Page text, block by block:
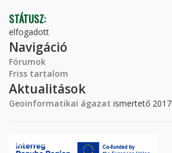
STÁTUSZ:
elfogadott
Navigáció
Fórumok
Friss tartalom
Aktualitások
Geoinformatikai ágazat ismertető 2017